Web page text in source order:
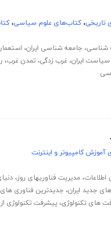
تاریخی، کتاب‌های علوم سیاسی،
شناسی، جامعه شناسی ایران،
سیاست ایران، غرب زدگی، تمدن غرب،
کامپیوتر و اینترنت
اطلاعات، مدیریت فناوریهای روز،
جدید ایران، جدیدترین فناوری های روز
های تکنولوژی، پیشرفت تکنولوژی